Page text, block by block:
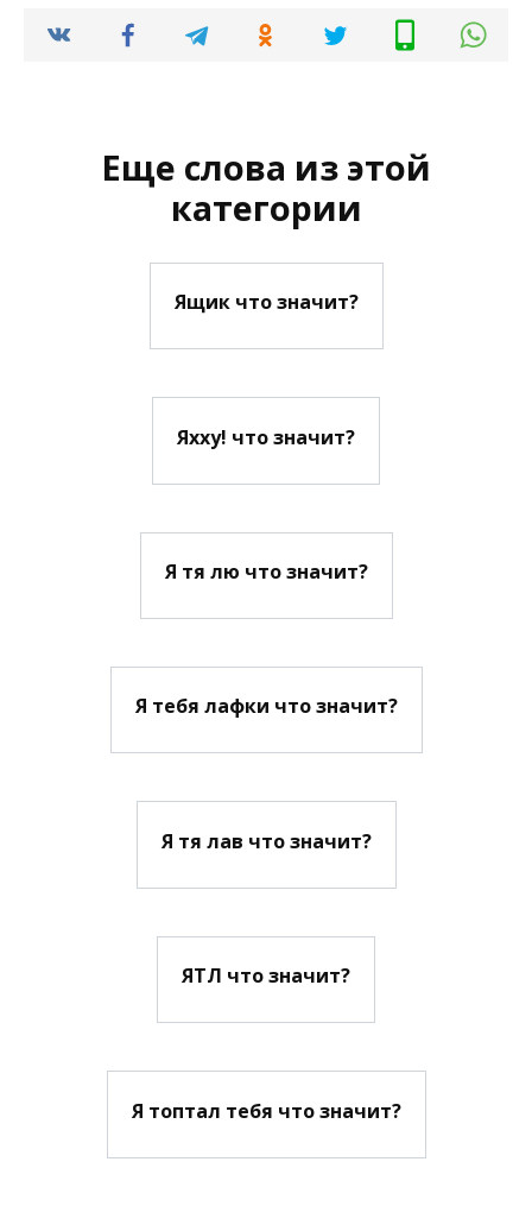
Еще слова из этой
категории
Ящик что значит?
Яхху! что значит?
Я тя лю что значит?
Я тебя лафки что значит?
Я тя лав что значит?
ЯТЛ что значит?
Я топтал тебя что значит?